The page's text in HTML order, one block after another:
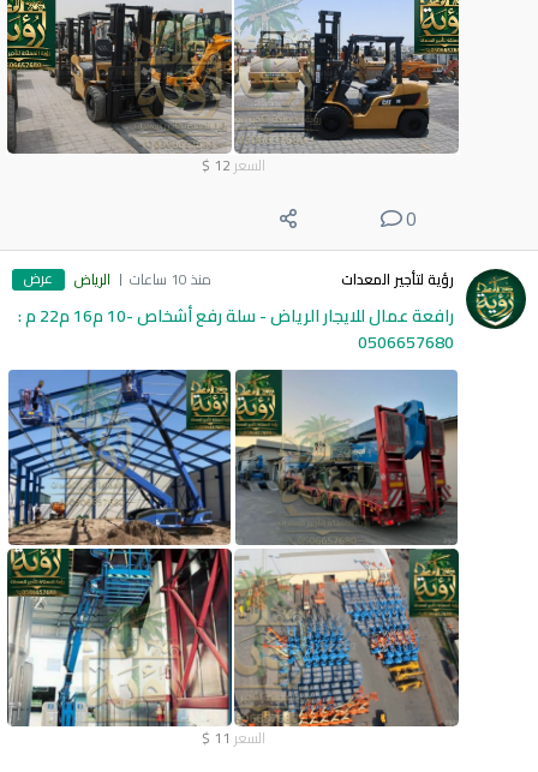
السعر 12
$
0
رؤية لتأجير المعدات منذ 10 ساعات الرياض عرض
رافعة عمال للايجار الرياض - سلة رفع أشخاص -10 م16 م22 م :
0506657680
السعر 11
$